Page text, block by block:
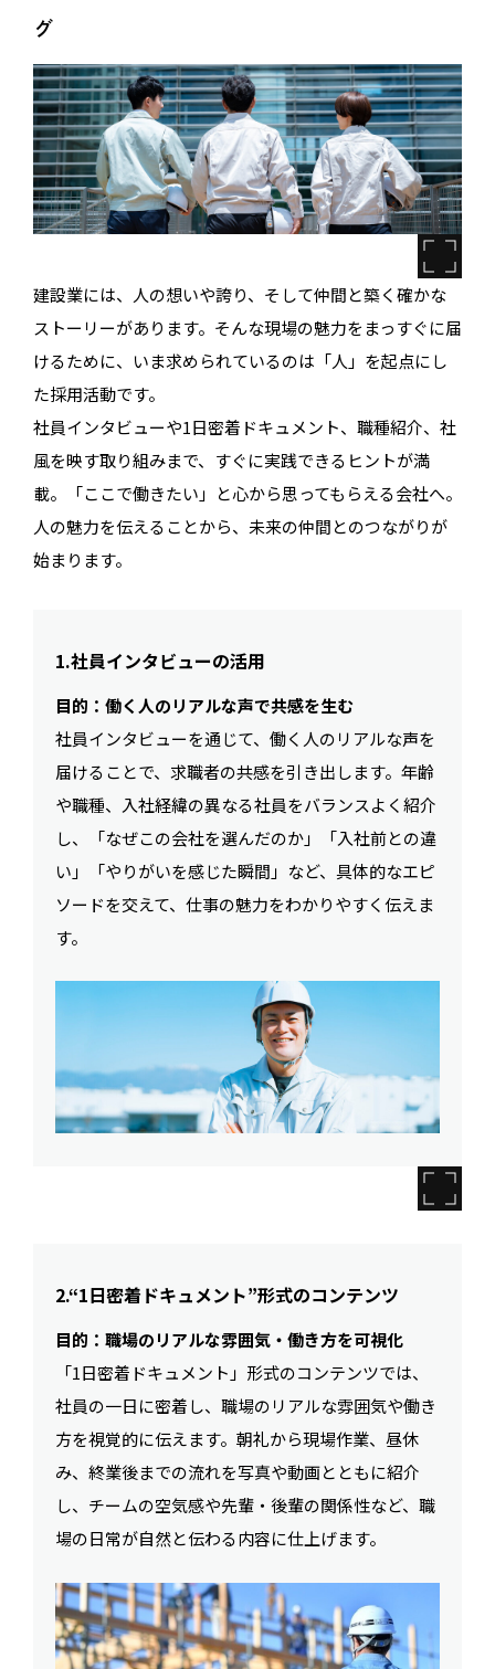
グ
建設業には、人の想いや誇り、そして仲間と築く確かな
ストーリーがあります。そんな現場の魅力をまっすぐに届
けるために、いま求められているのは「人」を起点にし
た採用活動です。
社員インタビューや1日密着ドキュメント、職種紹介、社
風を映す取り組みまで、すぐに実践できるヒントが満
載。「ここで働きたい」と心から思ってもらえる会社へ。
人の魅力を伝えることから、未来の仲間とのつながりが
始まります。
1.社員インタビューの活用
目的：働く人のリアルな声で共感を生む
社員インタビューを通じて、働く人のリアルな声を
届けることで、求職者の共感を引き出します。年齢
や職種、入社経緯の異なる社員をバランスよく紹介
し、「なぜこの会社を選んだのか」「入社前との違
い」「やりがいを感じた瞬間」など、具体的なエピ
ソードを交えて、仕事の魅力をわかりやすく伝えま
す。
2.“1日密着ドキュメント”形式のコンテンツ
目的：職場のリアルな雰囲気・働き方を可視化
「1日密着ドキュメント」形式のコンテンツでは、
社員の一日に密着し、職場のリアルな雰囲気や働き
方を視覚的に伝えます。朝礼から現場作業、昼休
み、終業後までの流れを写真や動画とともに紹介
し、チームの空気感や先輩・後輩の関係性など、職
場の日常が自然と伝わる内容に仕上げます。